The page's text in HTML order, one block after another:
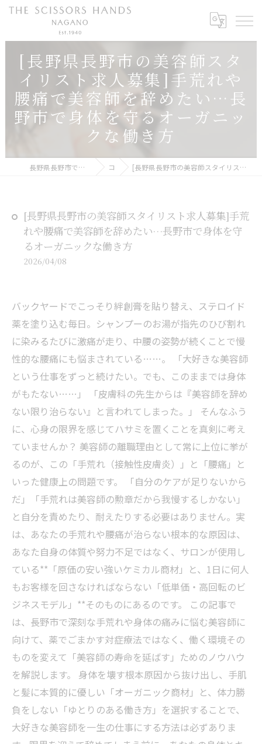
[長野県長野市の美容師スタ
イリスト求人募集]手荒れや
腰痛で美容師を辞めたい…長
野市で身体を守るオーガニッ
クな働き方
長野県長野市で美容師の求人ならTHE SCISSORS HANDS NAGANO コラム [長野県長野市の美容師スタイリスト求人募集]手荒れや腰痛で美容師を辞めたい…長野市で身体を守るオーガニックな働き方
[長野県長野市の美容師スタイリスト求人募集]手荒
れや腰痛で美容師を辞めたい…長野市で身体を守
るオーガニックな働き方
2026/04/08
バックヤードでこっそり絆創膏を貼り替え、ステロイド
薬を塗り込む毎日。シャンプーのお湯が指先のひび割れ
に染みるたびに激痛が走り、中腰の姿勢が続くことで慢
性的な腰痛にも悩まされている……。 「大好きな美容師
という仕事をずっと続けたい。でも、このままでは身体
がもたない……」 「皮膚科の先生からは『美容師を辞め
ない限り治らない』と言われてしまった。」 そんなふう
に、心身の限界を感じてハサミを置くことを真剣に考え
ていませんか？ 美容師の離職理由として常に上位に挙が
るのが、この「手荒れ（接触性皮膚炎）」と「腰痛」と
いった健康上の問題です。 「自分のケアが足りないから
だ」「手荒れは美容師の勲章だから我慢するしかない」
と自分を責めたり、耐えたりする必要はありません。実
は、あなたの手荒れや腰痛が治らない根本的な原因は、
あなた自身の体質や努力不足ではなく、サロンが使用し
ている**「原価の安い強いケミカル商材」と、1日に何人
もお客様を回さなければならない「低単価・高回転のビ
ジネスモデル」**そのものにあるのです。 この記事で
は、長野市で深刻な手荒れや身体の痛みに悩む美容師に
向けて、薬でごまかす対症療法ではなく、働く環境その
ものを変えて「美容師の寿命を延ばす」ためのノウハウ
を解説します。 身体を壊す根本原因から抜け出し、手肌
と髪に本質的に優しい「オーガニック商材」と、体力勝
負をしない「ゆとりのある働き方」を選択することで、
大好きな美容師を一生の仕事にする方法は必ずありま